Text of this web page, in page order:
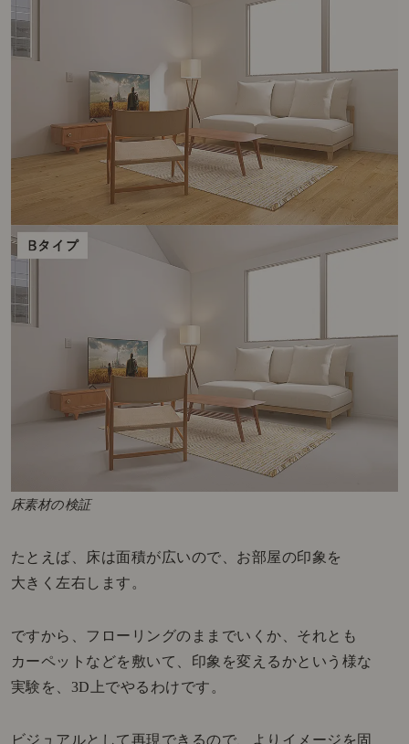
床素材の検証
たとえば、床は面積が広いので、お部屋の印象を
大きく左右します。
ですから、フローリングのままでいくか、それとも
カーペットなどを敷いて、印象を変えるかという様な
実験を、3D上でやるわけです。
ビジュアルとして再現できるので、よりイメージを固